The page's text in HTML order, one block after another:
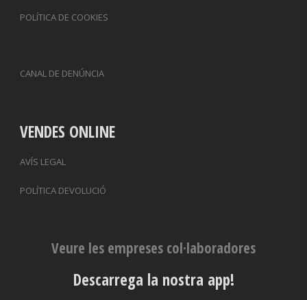
POLÍTICA DE COOKIES
CANAL DE DENÚNCIA
VENDES ONLINE
AVÍS LEGAL
POLÍTICA DEVOLUCIÓ
Veure les empreses col·laboradores
Descarrega la nostra app!